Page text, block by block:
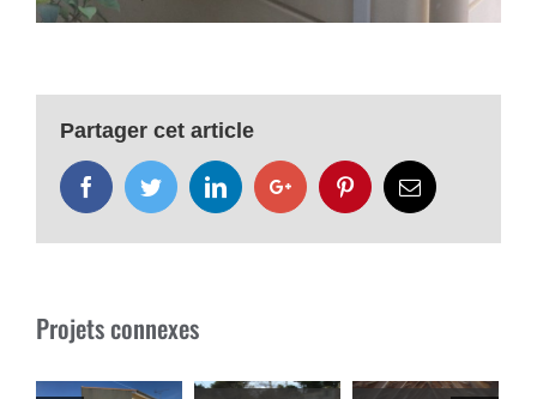
Partager cet article
FacebookTwitterLinkedInGoogle+ PinterestEmail
Projets connexes